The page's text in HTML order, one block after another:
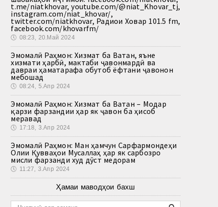
t.me/niatkhovar, youtube.com/@niat_Khovar_tj,
instagram.com/niat_khovar/,
twitter.com/niatkhovar, Радиои Ховар 101.5 fm,
facebook.com/khovarfm/
🕔 08:23, 20.Май 2024
Эмомалӣ Раҳмон: Хизмат ба Ватан, яъне
хизмати ҳарбӣ, мактаби ҷавонмардӣ ва
давраи ҳаматарафа обутоб ёфтани ҷавонон
мебошад
🕔 08:24, 5.Апр 2024
Эмомалӣ Раҳмон: Хизмат ба Ватан – Модар
қарзи фарзандии ҳар як ҷавон ба ҳисоб
меравад
🕔 17:18, 3.Апр 2024
Эмомалӣ Раҳмон: Ман ҳамчун Сарфармондеҳи
Олии Қувваҳои Мусаллаҳ ҳар як сарбозро
мисли фарзанди худ дӯст медорам
🕔 11:27, 3.Апр 2024
Ҳамаи маводҳои бахш